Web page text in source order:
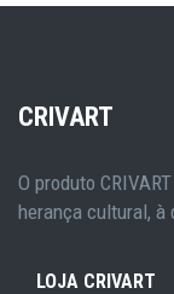
CRIVART
O produto
herança cultural, à
LOJA CRIVART